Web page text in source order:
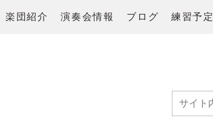
楽団紹介 演奏会情報 ブログ 練習予定